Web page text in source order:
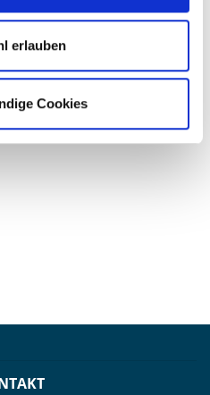
erlauben
Cookies
DIE
HAUSHALT
BENÖTIGT